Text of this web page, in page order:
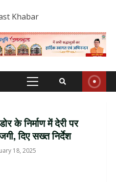
Primary
के निर्माण में देरी पर
दिए सख्त निर्देश
18, 2025